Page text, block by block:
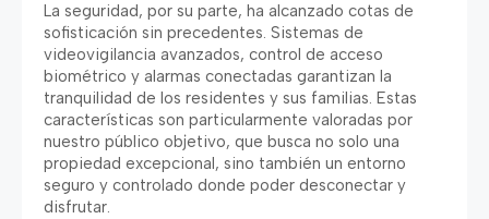
La seguridad, por su parte, ha alcanzado cotas de
sofisticación sin precedentes. Sistemas de
videovigilancia avanzados, control de acceso
biométrico y alarmas conectadas garantizan la
tranquilidad de los residentes y sus familias. Estas
características son particularmente valoradas por
nuestro público objetivo, que busca no solo una
propiedad excepcional, sino también un entorno
seguro y controlado donde poder desconectar y
disfrutar.